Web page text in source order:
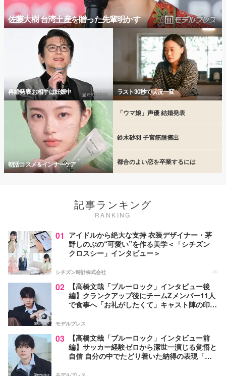
佐藤大樹 台湾土産を贈った先輩明かす
再婚発表 お相手は妊娠中 ラスト30秒で状況一変
朝活コスメ＆インナーケア
「ウマ娘」声優 結婚発表
鈴木砂羽 子宮筋腫摘出
都合のよい恋を卒業するには
記事ランキング
RANKING
01 アイドルから絶大な支持 衣装デザイナー・茅
野しのぶの“可愛い”を作る美学＜「シチズン
クロスシー」インタビュー＞
シチズン時計株式会社 PR
02
【高橋文哉「ブルーロック」インタビュー後
編】クランクアップ後にチームZメンバー11人
で食事へ「お礼がしたくて」キャスト陣の印象
モデルプレス
03
【高橋文哉「ブルーロック」インタビュー前
編】サッカー経験ゼロから潔世一演じる覚悟と
自信 自分の中でたどり着いた納得の表現「一